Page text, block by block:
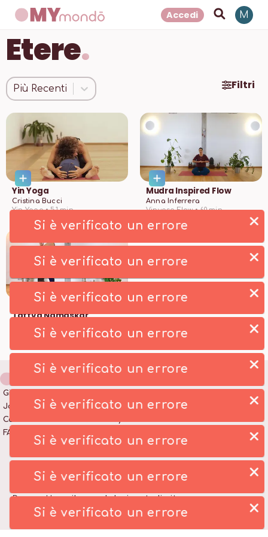
Accedi M
Etere.
Più Recenti Filtri
Yin Yoga
Cristina Bucci
Yin Yoga • 51min
Mudra Inspired Flow
Anna Inferrera
Vinyasa Flow • 60min
Tattva Namaskar
Vinyasa Flow • 75min
Gift Card
Journal
Contattaci
FAQ
Termini e Condizioni
10.000,00 €
Powered by milanowebdesignstudio.it
Si è verificato un errore
Si è verificato un errore
Si è verificato un errore
Si è verificato un errore
Si è verificato un errore
Si è verificato un errore
Si è verificato un errore
Si è verificato un errore
Si è verificato un errore